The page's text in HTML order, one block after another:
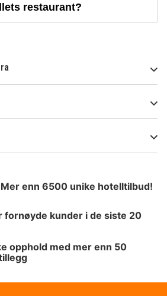
restaurant?
enn 6500 unike hotelltilbud!
fornøyde kunder i de siste 20
opphold med mer enn 50